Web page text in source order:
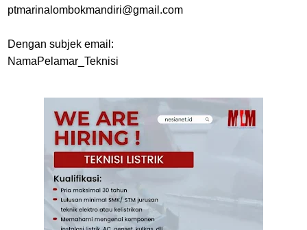
ptmarinalombokmandiri@gmail.com
Dengan subjek email:
NamaPelamar_Teknisi